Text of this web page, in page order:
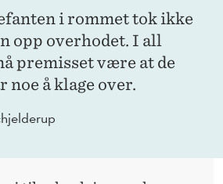
i rommet tok ikke
opp overhodet. I all
premisset være at de
noe å klage over.